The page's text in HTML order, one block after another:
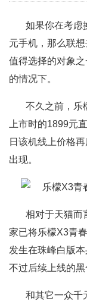
如果你在考虑
元手机，那么联
值得选择的对象
的情况下。
不久之前，乐
上市时的1899元
日该机线上价格
出现。
相对于天猫而
家已将乐檬X3青
发生在珠峰白版
不过后续上线的黑
和其它一众千